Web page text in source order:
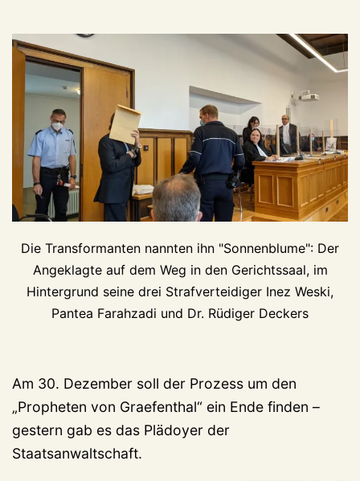
Die Transformanten nannten ihn "Sonnenblume": Der
Angeklagte auf dem Weg in den Gerichtssaal, im
Hintergrund seine drei Strafverteidiger Inez Weski,
Pantea Farahzadi und Dr. Rüdiger Deckers
Am 30. Dezember soll der Prozess um den
„Propheten von Graefenthal“ ein Ende finden –
gestern gab es das Plädoyer der
Staatsanwaltschaft.